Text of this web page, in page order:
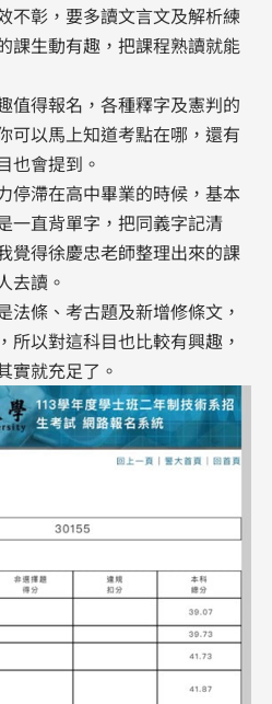
不彰，要多讀文言文及解析練
課生動有趣，把課程熟讀就能
值得報名，各種釋字及憲判的
可以馬上知道考點在哪，還有
也會提到。
停滯在高中畢業的時候，基本
一直背單字，把同義字記清
覺得徐慶忠老師整理出來的課
去讀。
法條、考古題及新增修條文，
所以對這科目也比較有興趣，
實就充足了。